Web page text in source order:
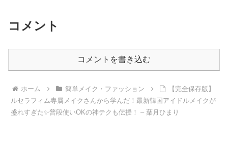
コメント
コメントを書き込む
ホーム 簡単メイク・ファッション
【完全保存版】
ルセラフィム専属メイクさんから学んだ！最新韓国アイドルメイクが
盛れすぎた✨普段使いOKの神テクも伝授！ – 葉月ひまり